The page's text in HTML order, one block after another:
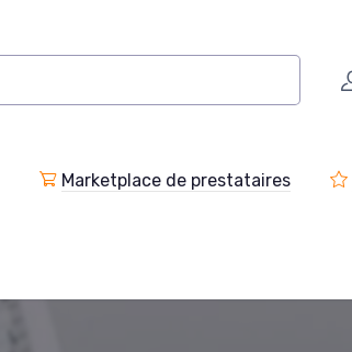
Marketplace de prestataires